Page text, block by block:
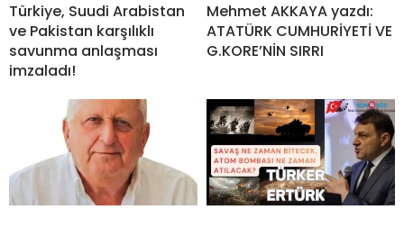
Türkiye, Suudi Arabistan
ve Pakistan karşılıklı
savunma anlaşması
imzaladı!
Mehmet AKKAYA yazdı:
ATATÜRK CUMHURİYETİ VE
G.KORE’NİN SIRRI